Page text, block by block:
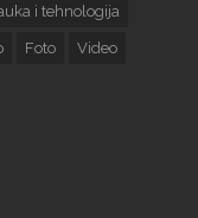
i tehnologija
Foto Video